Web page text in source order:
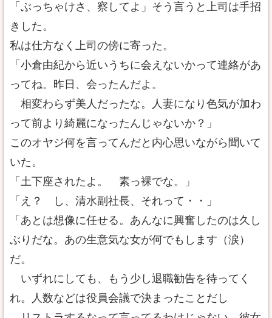
「ぶっちゃけさ、察してよ」そう言うと上司は手招
きした。
私は仕方なく上司の傍に寄った。
「小倉由紀から近いうちに会えないかって連絡があ
ってね。昨日、会ったんだよ。
相変わらず美人だったな。人妻になり色気が加わ
って前より綺麗になったんじゃないか？」
このオヤジ何を言ってんだと内心思いながら聞いて
いた。
「土下座されたよ。 素っ裸でな。」
「え？ し、清水副社長、それって・・」
「あとは想像に任せる。あんなに興奮したのは久し
ぶりだな。あの生意気な女が何でもします（涙）
だ。
いずれにしても、もう少し退職勧告を待ってく
れ。人数などは役員会議で決まったことだし